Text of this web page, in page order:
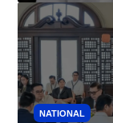
NATIONAL